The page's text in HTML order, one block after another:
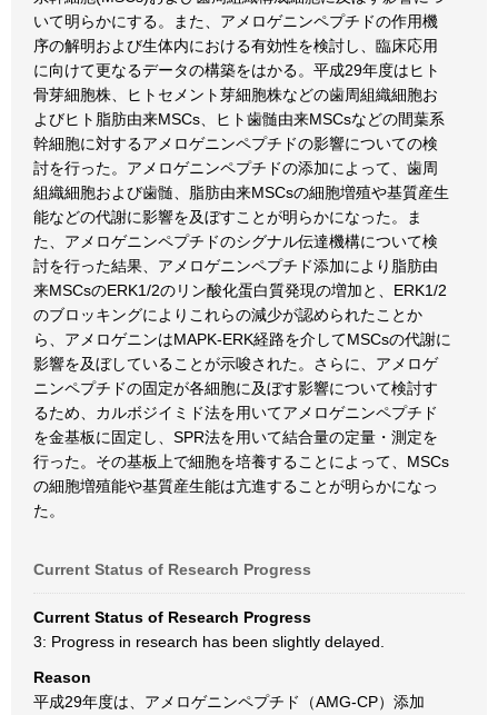
いて明らかにする。また、アメロゲニンペプチドの作用機
序の解明および生体内における有効性を検討し、臨床応用
に向けて更なるデータの構築をはかる。平成29年度はヒト
骨芽細胞株、ヒトセメント芽細胞株などの歯周組織細胞お
よびヒト脂肪由来MSCs、ヒト歯髄由来MSCsなどの間葉系
幹細胞に対するアメロゲニンペプチドの影響についての検
討を行った。アメロゲニンペプチドの添加によって、歯周
組織細胞および歯髄、脂肪由来MSCsの細胞増殖や基質産生
能などの代謝に影響を及ぼすことが明らかになった。ま
た、アメロゲニンペプチドのシグナル伝達機構について検
討を行った結果、アメロゲニンペプチド添加により脂肪由
来MSCsのERK1/2のリン酸化蛋白質発現の増加と、ERK1/2
のブロッキングによりこれらの減少が認められたことか
ら、アメロゲニンはMAPK-ERK経路を介してMSCsの代謝に
影響を及ぼしていることが示唆された。さらに、アメロゲ
ニンペプチドの固定が各細胞に及ぼす影響について検討す
るため、カルボジイミド法を用いてアメロゲニンペプチド
を金基板に固定し、SPR法を用いて結合量の定量・測定を
行った。その基板上で細胞を培養することによって、MSCs
の細胞増殖能や基質産生能は亢進することが明らかになっ
た。
Current Status of Research Progress
Current Status of Research Progress
3: Progress in research has been slightly delayed.
Reason
平成29年度は、アメロゲニンペプチド（AMG-CP）添加